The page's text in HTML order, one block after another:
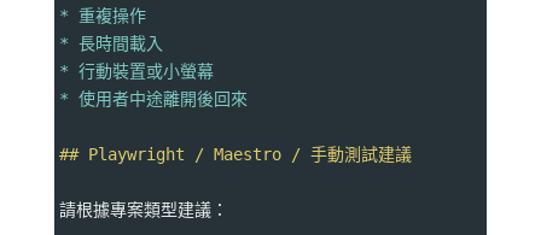
* 重複操作
* 長時間載入
* 行動裝置或小螢幕
* 使用者中途離開後回來
## Playwright / Maestro / 手動測試建議
請根據專案類型建議：